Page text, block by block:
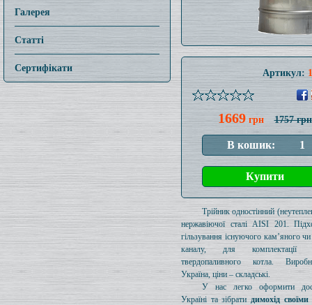
Галерея
Статті
Сертифікати Артикул:
1669грн 1757 грн
Трійник одностінний
нержавіючої сталі AISI 201.
гільзування існуючого кам’яного
каналу, для комплектації
твердопаливного котла.
Україна, ціни – складські.
У нас легко оформити
Україні та зібратидимохід